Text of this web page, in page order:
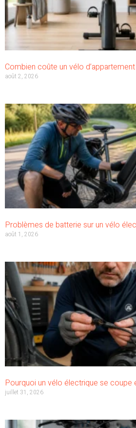
Combien coûte un vélo d’appartement
août 2, 2026
Problèmes de batterie sur un vélo
août 1, 2026
Pourquoi un vélo électrique se coupe
juillet 31, 2026